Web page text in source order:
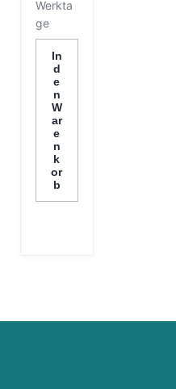
Werkta
ge
In
d
e
n
W
ar
e
n
k
or
b